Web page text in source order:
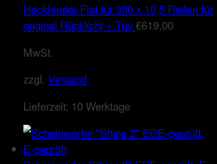
Heckfender Flat für 300 x 10,5 Reifen für
original Rücklicht + Tüv€619,00
MwSt.
zzgl. Versand
Lieferzeit: 10 Werktage